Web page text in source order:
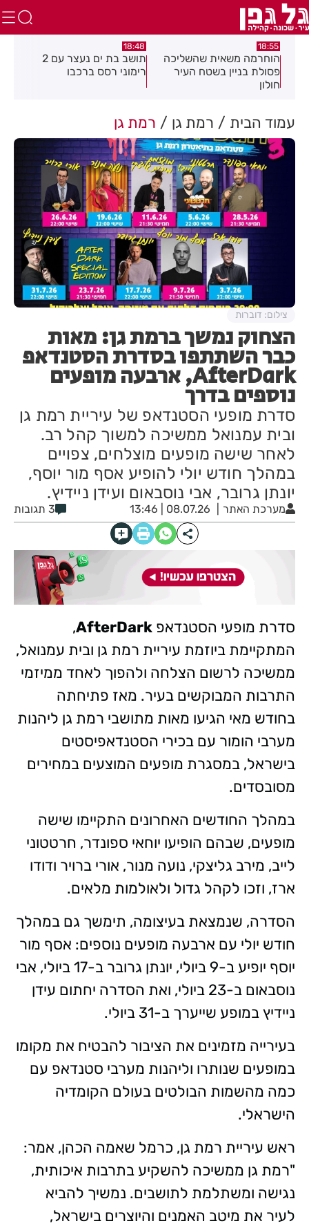
18:55
הוחרמה משאית שהשליכה
פסולת בניין בשטח העיר
חולון
18:48
תושב בת ים נעצר עם 2
רימוני רסס ברכבו
עמוד הבית רמת גן רמת גן
הצחוק נמשך ברמת גן: מאות
כבר השתתפו בסדרת הסטנדאפ
AfterDark, ארבעה מופעים
נוספים בדרך
סדרת מופעי הסטנדאפ של עיריית רמת גן
ובית עמנואל ממשיכה למשוך קהל רב.
לאחר שישה מופעים מוצלחים, צפויים
במהלך חודש יולי להופיע אסף מור יוסף,
יונתן גרובר, אבי נוסבאום ועידן ניידיץ.
מערכת האתר 08.07.26 | 13:46 3 תגובות
צילום: דוברות
סדרת מופעי הסטנדאפ AfterDark
,
המתקיימת ביוזמת עיריית רמת גן ובית עמנואל,
ממשיכה לרשום הצלחה ולהפוך לאחד ממיזמי
התרבות המבוקשים בעיר. מאז פתיחתה
בחודש מאי הגיעו מאות מתושבי רמת גן ליהנות
מערבי הומור עם בכירי הסטנדאפיסטים
בישראל, במסגרת מופעים המוצעים במחירים
מסובסדים.
במהלך החודשים האחרונים התקיימו שישה
מופעים, שבהם הופיעו יוחאי ספונדר, חרטטוני
לייב, מירב גליצקי, נועה מנור, אורי ברויר ודודו
ארז, וזכו לקהל גדול ולאולמות מלאים.
הסדרה, שנמצאת בעיצומה, תימשך גם במהלך
חודש יולי עם ארבעה מופעים נוספים: אסף מור
יוסף יופיע ב-9 ביולי, יונתן גרובר ב-17 ביולי, אבי
נוסבאום ב-23 ביולי, ואת הסדרה יחתום עידן
ניידיץ במופע שייערך ב-31 ביולי.
בעירייה מזמינים את הציבור להבטיח את מקומו
במופעים שנותרו וליהנות מערבי סטנדאפ עם
כמה מהשמות הבולטים בעולם הקומדיה
הישראלי.
ראש עיריית רמת גן, כרמל שאמה הכהן, אמר:
"רמת גן ממשיכה להשקיע בתרבות איכותית,
נגישה ומשתלמת לתושבים. נמשיך להביא
לעיר את מיטב האמנים והיוצרים בישראל,